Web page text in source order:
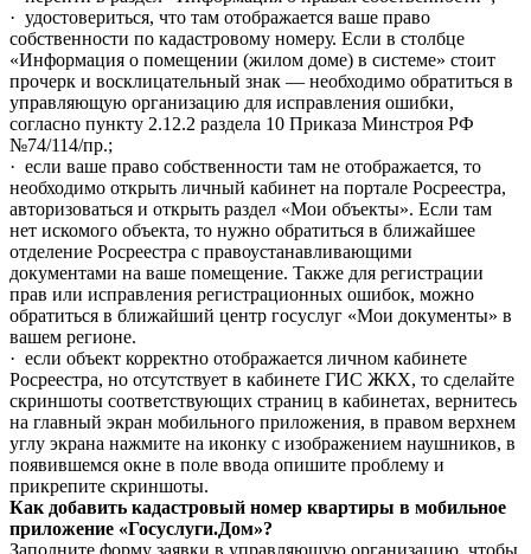
· удостовериться, что там отображается ваше право
собственности по кадастровому номеру. Если в столбце
«Информация о помещении (жилом доме) в системе» стоит
прочерк и восклицательный знак — необходимо обратиться в
управляющую организацию для исправления ошибки,
согласно пункту 2.12.2 раздела 10 Приказа Минстроя РФ
№74/114/пр.;
· если ваше право собственности там не отображается, то
необходимо открыть личный кабинет на портале Росреестра,
авторизоваться и открыть раздел «Мои объекты». Если там
нет искомого объекта, то нужно обратиться в ближайшее
отделение Росреестра с правоустанавливающими
документами на ваше помещение. Также для регистрации
прав или исправления регистрационных ошибок, можно
обратиться в ближайший центр госуслуг «Мои документы» в
вашем регионе.
· если объект корректно отображается личном кабинете
Росреестра, но отсутствует в кабинете ГИС ЖКХ, то сделайте
скриншоты соответствующих страниц в кабинетах, вернитесь
на главный экран мобильного приложения, в правом верхнем
углу экрана нажмите на иконку с изображением наушников, в
появившемся окне в поле ввода опишите проблему и
прикрепите скриншоты.
Как добавить кадастровый номер квартиры в мобильное
приложение «Госуслуги.Дом»?
Заполните форму заявки в управляющую организацию, чтобы